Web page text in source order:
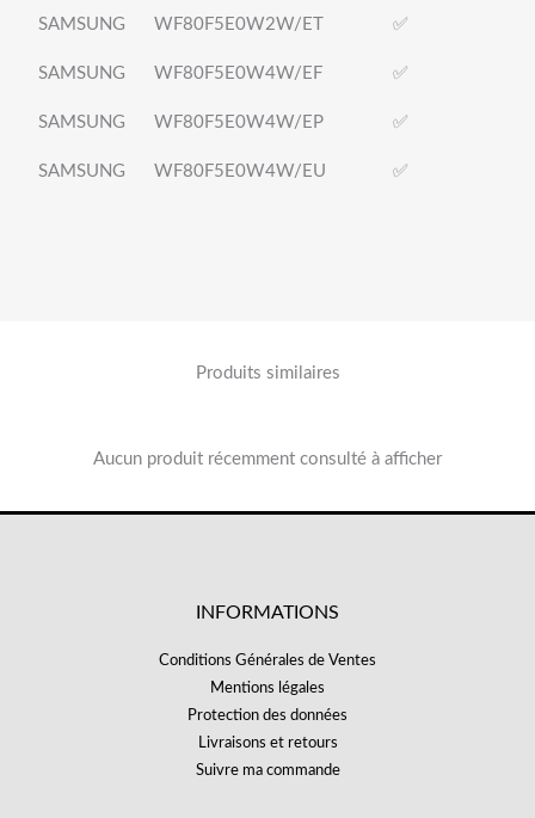
SAMSUNG WF80F5E0W2W/ET ✅
SAMSUNG WF80F5E0W4W/EF ✅
SAMSUNG WF80F5E0W4W/EP ✅
SAMSUNG WF80F5E0W4W/EU ✅
Produits similaires
Aucun produit récemment consulté à afficher
INFORMATIONS
Conditions Générales de Ventes
Mentions légales
Protection des données
Livraisons et retours
Suivre ma commande